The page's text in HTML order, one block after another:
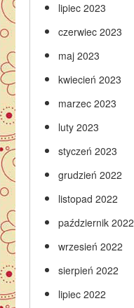
lipiec 2023
czerwiec 2023
maj 2023
kwiecień 2023
marzec 2023
luty 2023
styczeń 2023
grudzień 2022
listopad 2022
październik 2022
wrzesień 2022
sierpień 2022
lipiec 2022